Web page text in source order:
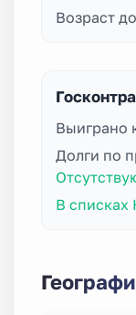
Возраст
Выиграно
Долги по
В списках